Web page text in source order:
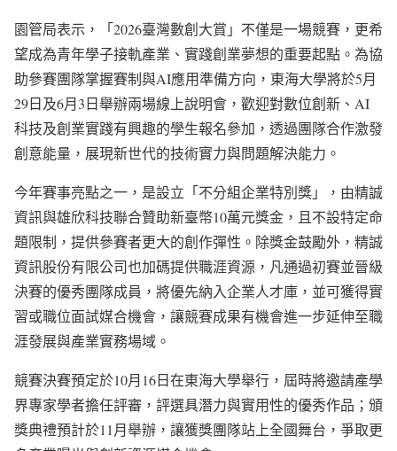
園管局表示，「2026臺灣數創大賞」不僅是一場競賽，更希
望成為青年學子接軌產業、實踐創業夢想的重要起點。為協
助參賽團隊掌握賽制與AI應用準備方向，東海大學將於5月
29日及6月3日舉辦兩場線上說明會，歡迎對數位創新、AI
科技及創業實踐有興趣的學生報名參加，透過團隊合作激發
創意能量，展現新世代的技術實力與問題解決能力。
今年賽事亮點之一，是設立「不分組企業特別獎」，由精誠
資訊與雄欣科技聯合贊助新臺幣10萬元獎金，且不設特定命
題限制，提供參賽者更大的創作彈性。除獎金鼓勵外，精誠
資訊股份有限公司也加碼提供職涯資源，凡通過初賽並晉級
決賽的優秀團隊成員，將優先納入企業人才庫，並可獲得實
習或職位面試媒合機會，讓競賽成果有機會進一步延伸至職
涯發展與產業實務場域。
競賽決賽預定於10月16日在東海大學舉行，屆時將邀請產學
界專家學者擔任評審，評選具潛力與實用性的優秀作品；頒
獎典禮預計於11月舉辦，讓獲獎團隊站上全國舞台，爭取更